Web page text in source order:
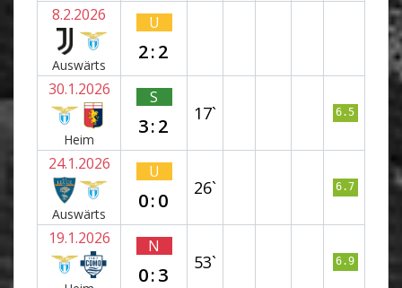
8.2.2026
Auswärts
U
2:2
30.1.2026
Heim
S
3:2
17` 6.5
24.1.2026
Auswärts
U
0:0
26` 6.7
19.1.2026 N
0:3
53` 6.9